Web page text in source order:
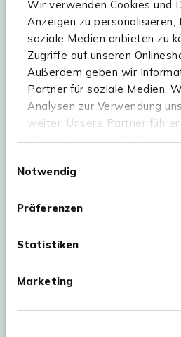
Wir verwenden Cookies und
Anzeigen zu personalisieren,
soziale Medien anbieten zu
Zugriffe auf unseren
Außerdem geben wir
Partner für soziale Medien,
Analysen zur Verwendung
weiter. Unsere Partner
Informationen
haben oder die sie im
Webseite müssen Sie die
Notwendig
Präferenzen
Statistiken
Marketing
Hilfe & Service
Sortiment
Kees Smit Gartenmöbel
Experience Stores XXL
Urheberrecht © 2026 - Kees